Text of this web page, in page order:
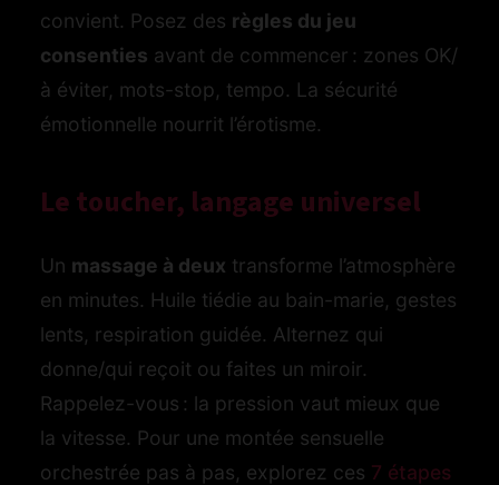
convient. Posez des règles du jeu
consenties avant de commencer : zones OK/
à éviter, mots-stop, tempo. La sécurité
émotionnelle nourrit l’érotisme.
Le toucher, langage universel
Un massage à deux transforme l’atmosphère
en minutes. Huile tiédie au bain-marie, gestes
lents, respiration guidée. Alternez qui
donne/qui reçoit ou faites un miroir.
Rappelez-vous : la pression vaut mieux que
la vitesse. Pour une montée sensuelle
orchestrée pas à pas, explorez ces 7 étapes